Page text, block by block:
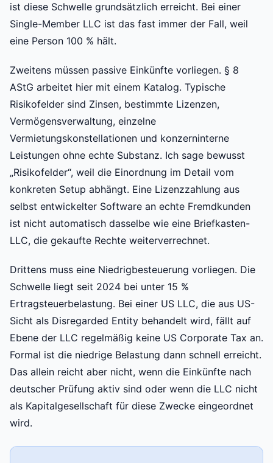
ist diese Schwelle grundsätzlich erreicht. Bei einer
Single-Member LLC ist das fast immer der Fall, weil
eine Person 100 % hält.
Zweitens müssen passive Einkünfte vorliegen. § 8
AStG arbeitet hier mit einem Katalog. Typische
Risikofelder sind Zinsen, bestimmte Lizenzen,
Vermögensverwaltung, einzelne
Vermietungskonstellationen und konzerninterne
Leistungen ohne echte Substanz. Ich sage bewusst
„Risikofelder“, weil die Einordnung im Detail vom
konkreten Setup abhängt. Eine Lizenzzahlung aus
selbst entwickelter Software an echte Fremdkunden
ist nicht automatisch dasselbe wie eine Briefkasten-
LLC, die gekaufte Rechte weiterverrechnet.
Drittens muss eine Niedrigbesteuerung vorliegen. Die
Schwelle liegt seit 2024 bei unter 15 %
Ertragsteuerbelastung. Bei einer US LLC, die aus US-
Sicht als Disregarded Entity behandelt wird, fällt auf
Ebene der LLC regelmäßig keine US Corporate Tax an.
Formal ist die niedrige Belastung dann schnell erreicht.
Das allein reicht aber nicht, wenn die Einkünfte nach
deutscher Prüfung aktiv sind oder wenn die LLC nicht
als Kapitalgesellschaft für diese Zwecke eingeordnet
wird.